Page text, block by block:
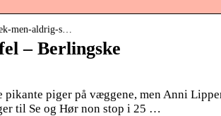
men-aldrig-s…
– Berlingske
piger på væggene, men Anni
til Se og Hør non stop i 25 …